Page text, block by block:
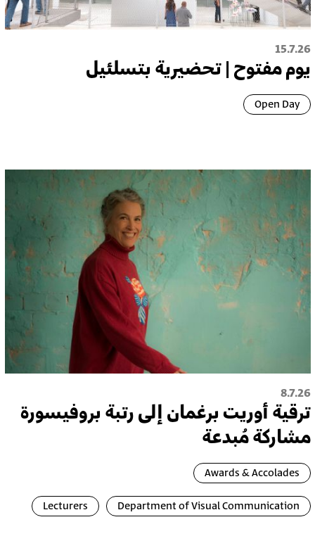
15.7.26
يوم مفتوح | تحضيرية بتسلئيل
Open Day
8.7.26
ترقية أُوريت برغمان إلى رتبة بروفيسورة
مشاركة مُبدعة
Awards & Accolades
Department of Visual Communication
Lecturers